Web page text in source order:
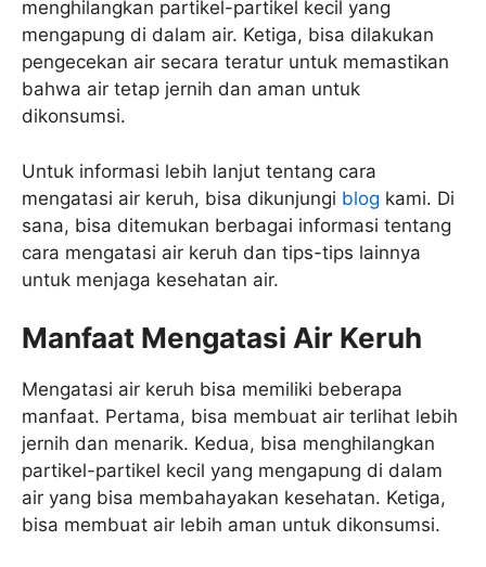
menghilangkan partikel-partikel kecil yang
mengapung di dalam air. Ketiga, bisa dilakukan
pengecekan air secara teratur untuk memastikan
bahwa air tetap jernih dan aman untuk
dikonsumsi.
Untuk informasi lebih lanjut tentang cara
mengatasi air keruh, bisa dikunjungi blog kami. Di
sana, bisa ditemukan berbagai informasi tentang
cara mengatasi air keruh dan tips-tips lainnya
untuk menjaga kesehatan air.
Manfaat Mengatasi Air Keruh
Mengatasi air keruh bisa memiliki beberapa
manfaat. Pertama, bisa membuat air terlihat lebih
jernih dan menarik. Kedua, bisa menghilangkan
partikel-partikel kecil yang mengapung di dalam
air yang bisa membahayakan kesehatan. Ketiga,
bisa membuat air lebih aman untuk dikonsumsi.